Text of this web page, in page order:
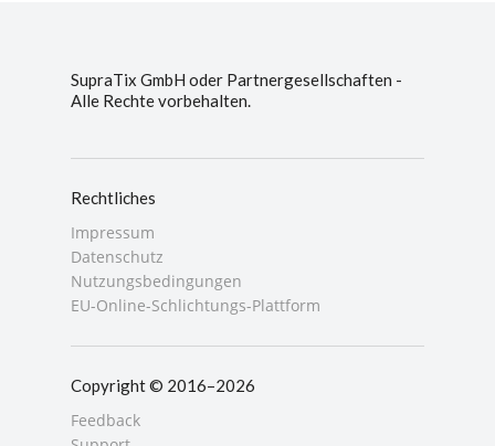
SupraTix GmbH oder Partnergesellschaften -
Alle Rechte vorbehalten.
Rechtliches
Impressum
Datenschutz
Nutzungsbedingungen
EU-Online-Schlichtungs-Plattform
Copyright © 2016–2026
Feedback